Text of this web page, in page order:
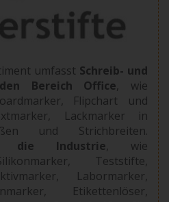
umfasst Schreib- und
Bereich Office, wie
Flipchart und
Lackmarker in
und Strichbreiten.
die Industrie, wie
Teststifte,
Labormarker,
Etikettenlöser,